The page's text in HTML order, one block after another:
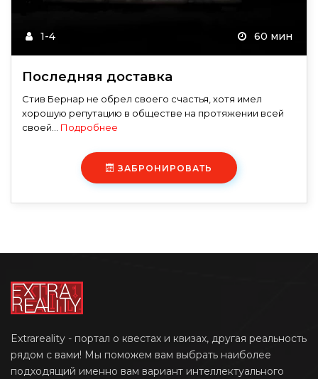
1-4 60 мин
Последняя доставка
Стив Бернар не обрел своего счастья, хотя имел
хорошую репутацию в обществе на протяжении всей
своей... Подробнее
ЗАБРОНИРОВАТЬ
Extrareality - портал о квестах и квизах, другая реальность
рядом с вами! Мы поможем вам выбрать наиболее
подходящий именно вам вариант интеллектуального